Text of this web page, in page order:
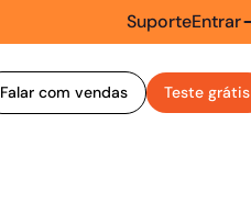
SuporteEntrar
Falar com vendas Teste grátis